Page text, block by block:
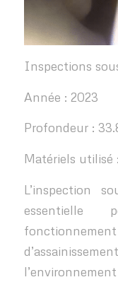
Inspections
Année : 2023
Profondeur :
Matériels utilisé
L’inspection